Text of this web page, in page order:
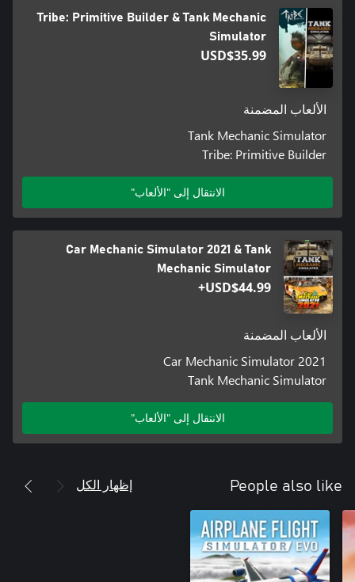
Tribe: Primitive Builder & Tank Mechanic
Simulator
USD$35.99
الألعاب المضمنة
Tank Mechanic Simulator
Tribe: Primitive Builder
الانتقال إلى "الألعاب"
Car Mechanic Simulator 2021 & Tank
Mechanic Simulator
USD$44.99+
الألعاب المضمنة
Car Mechanic Simulator 2021
Tank Mechanic Simulator
الانتقال إلى "الألعاب"
People also like إظهار الكل